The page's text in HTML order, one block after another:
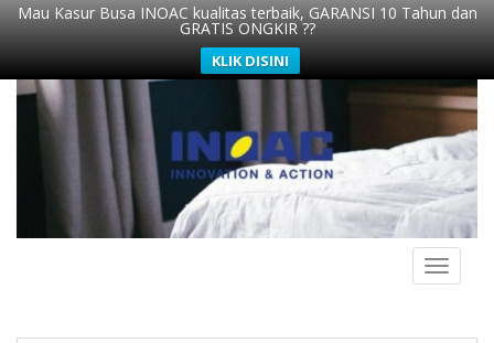
Mau Kasur Busa INOAC kualitas terbaik, GARANSI 10 Tahun dan
GRATIS ONGKIR ??
KLIK DISINI